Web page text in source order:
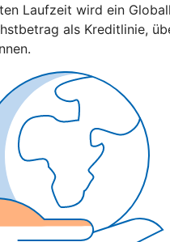
Laufzeit wird ein
als Kreditlinie,